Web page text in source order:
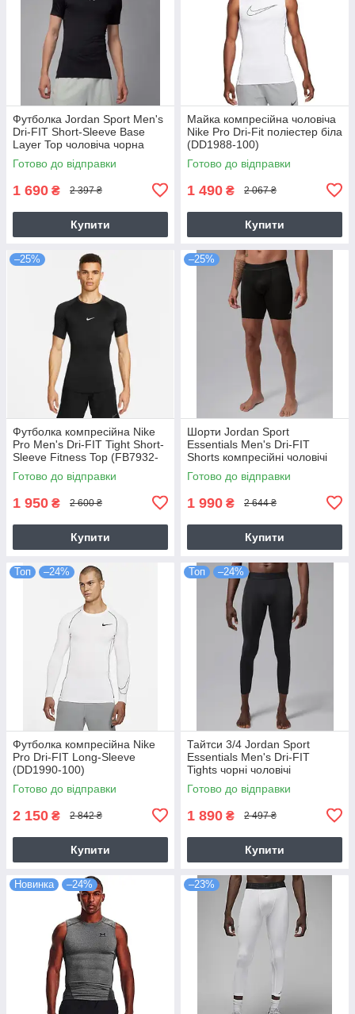
Футболка Jordan Sport Men's
Dri-FIT Short-Sleeve Base
Layer Top чоловіча чорна
оригінал (HV4099-010)
Готово до відправки
1 690 ₴ 2 397 ₴
Купити
Майка компресійна чоловіча
Nike Pro Dri-Fit поліестер біла
(DD1988-100)
Готово до відправки
1 490 ₴ 2 067 ₴
Купити
–25%
Футболка компресійна Nike
Pro Men's Dri-FIT Tight Short-
Sleeve Fitness Top (FB7932-
010)
Готово до відправки
1 950 ₴ 2 600 ₴
Купити
–25%
Шорти Jordan Sport
Essentials Men's Dri-FIT
Shorts компресійні чоловічі
чорні оригінал (IF0897-010)
Готово до відправки
1 990 ₴ 2 644 ₴
Купити
Топ –24%
Футболка компресійна Nike
Pro Dri-FIT Long-Sleeve
(DD1990-100)
Готово до відправки
2 150 ₴ 2 842 ₴
Купити
Топ –24%
Тайтси 3/4 Jordan Sport
Essentials Men's Dri-FIT
Tights чорні чоловічі
баскетбольні (IF0899-010)
Готово до відправки
1 890 ₴ 2 497 ₴
Купити
Новинка –24% –23%